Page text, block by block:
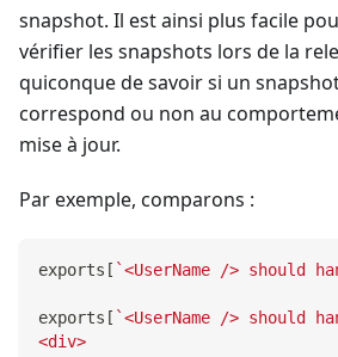
snapshot. Il est ainsi plus facile
vérifier les snapshots lors de la
quiconque de savoir si un
correspond ou non au
mise à jour.
Par exemple, comparons :
exports [ `<UserName /> should
exports [ `<UserName /> should
<div>